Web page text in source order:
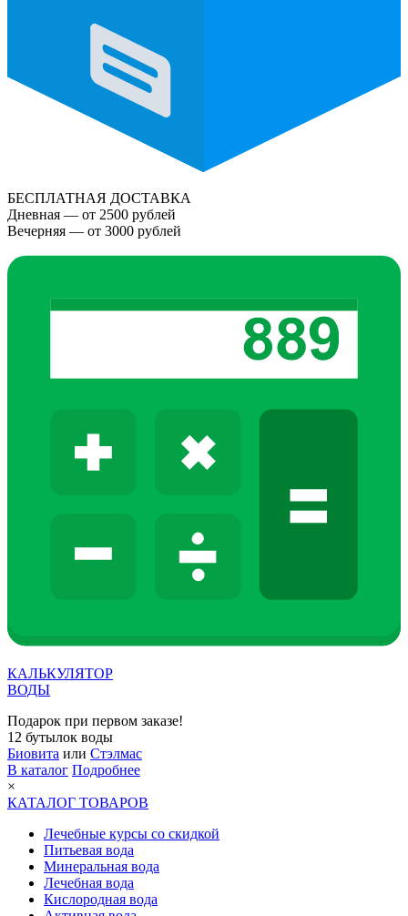
БЕСПЛАТНАЯ ДОСТАВКА
Дневная — от 2500 рублей
Вечерняя — от 3000 рублей
КАЛЬКУЛЯТОР
ВОДЫ
Подарок при первом заказе!
12 бутылок воды
Биовита или Стэлмас
В каталог Подробнее
×
КАТАЛОГ ТОВАРОВ
Лечебные курсы со скидкой
Питьевая вода
Минеральная вода
Лечебная вода
Кислородная вода